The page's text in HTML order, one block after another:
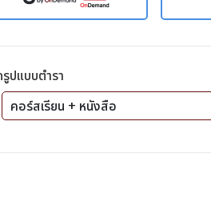
รูปแบบตำรา
คอร์สเรียน + หนังสือ